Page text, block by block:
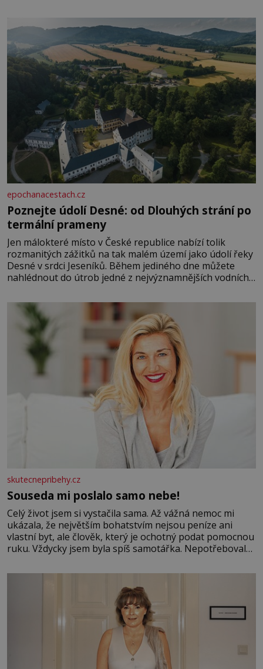
Je to opravdu tak, s věkem jako kdyby se paměť
rozhodla stávkovat. Cvičte
epochanacestach.cz
Poznejte údolí Desné: od Dlouhých strání po
termální prameny
Jen málokteré místo v České republice nabízí tolik
rozmanitých zážitků na tak malém území jako údolí řeky
Desné v srdci Jeseníků. Během jediného dne můžete
nahlédnout do útrob jedné z nejvýznamnějších vodních
se na koloběžce a den zakončit poznáváním památek ve
Velkých Losinách nebo v termálním
skutecnepribehy.cz
Souseda mi poslalo samo nebe!
Celý život jsem si vystačila sama. Až vážná nemoc mi
ukázala, že největším bohatstvím nejsou peníze ani
vlastní byt, ale člověk, který je ochotný podat pomocnou
ruku. Vždycky jsem byla spíš samotářka. Nepotřebovala
mi knihy, práce a hlavně klid. Hned po studiích jsem